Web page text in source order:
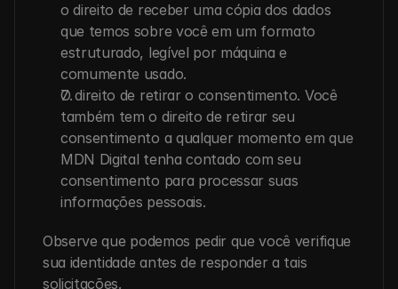
o direito de receber uma cópia dos dados
que temos sobre você em um formato
estruturado, legível por máquina e
comumente usado.
O direito de retirar o consentimento. Você
também tem o direito de retirar seu
consentimento a qualquer momento em que
MDN Digital tenha contado com seu
consentimento para processar suas
informações pessoais.
Observe que podemos pedir que você verifique
sua identidade antes de responder a tais
solicitações.